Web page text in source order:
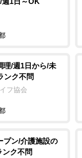
理/週1日から/未
ンク不問
フ協会
プン/介護施設の
ク不問